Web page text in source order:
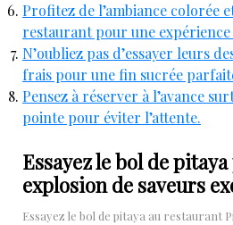
Profitez de l’ambiance colorée
restaurant pour une expérience
N’oubliez pas d’essayer leurs
frais pour une fin sucrée
Pensez à réserver à l’avance
pointe pour éviter l’attente.
Essayez le bol de
explosion de saveurs
Essayez le bol de pitaya au restaurant